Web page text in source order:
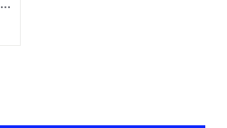
７日でできるキャラクター創作入門